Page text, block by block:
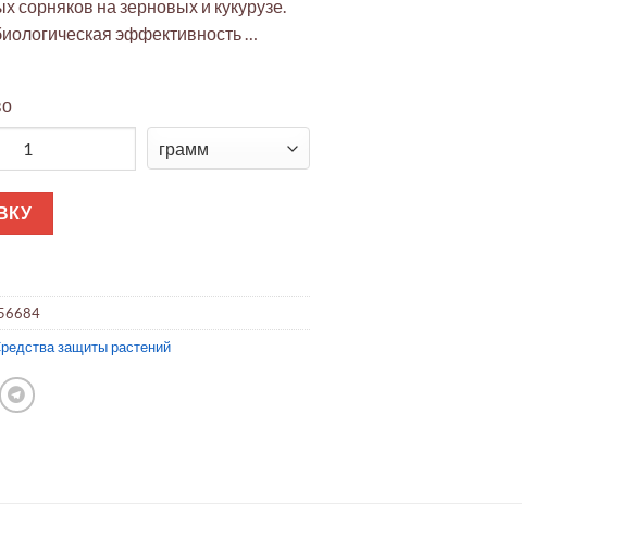
сорняков на зерновых и кукурузе.
эффективность …
защиты растений